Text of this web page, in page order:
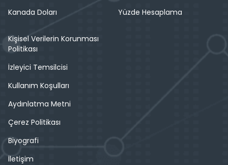
Kanada Doları
Yüzde Hesaplama
Kişisel Verilerin Korunması
Politikası
İzleyici Temsilcisi
Kullanım Koşulları
Aydınlatma Metni
Çerez Politikası
Biyografi
İletişim